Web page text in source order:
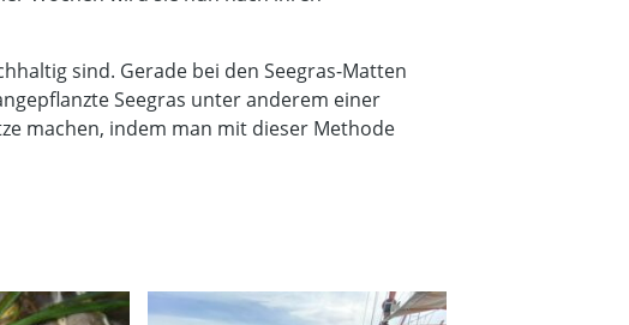
sind. Gerade bei den Seegras-Matten
Seegras unter anderem einer
machen, indem man mit dieser Methode